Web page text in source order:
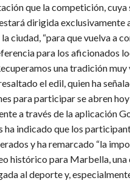
que la competición, cuya
dirigida exclusivamente
ciudad, “para que vuelva a
para los aficionados
una tradición
el edil, quien ha
para participar se abren
a través de la aplicación
ha indicado que los
y ha remarcado “la
histórico para Marbella, una
al deporte y,